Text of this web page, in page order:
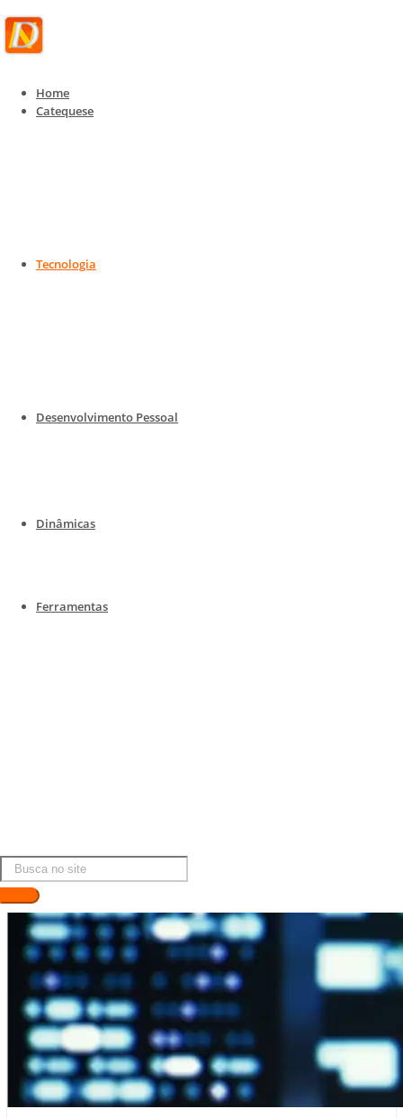
Home
Catequese
Tecnologia
Desenvolvimento Pessoal
Dinâmicas
Ferramentas
Tecnologia